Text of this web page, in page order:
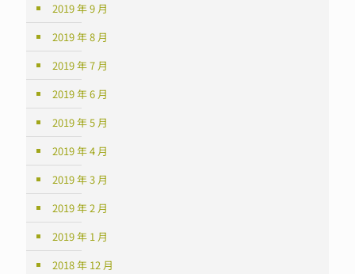
2019 年 9 月
2019 年 8 月
2019 年 7 月
2019 年 6 月
2019 年 5 月
2019 年 4 月
2019 年 3 月
2019 年 2 月
2019 年 1 月
2018 年 12 月